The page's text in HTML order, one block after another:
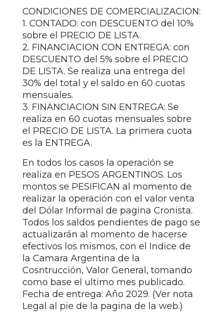
CONDICIONES DE COMERCIALIZACION:
1. CONTADO: con DESCUENTO del 10%
sobre el PRECIO DE LISTA.
2. FINANCIACION CON ENTREGA: con
DESCUENTO del 5% sobre el PRECIO
DE LISTA. Se realiza una entrega del
30% del total y el saldo en 60 cuotas
mensuales.
3. FINANCIACION SIN ENTREGA: Se
realiza en 60 cuotas mensuales sobre
el PRECIO DE LISTA. La primera cuota
es la ENTREGA.
En todos los casos la operación se
realiza en PESOS ARGENTINOS. Los
montos se PESIFICAN al momento de
realizar la operación con el valor venta
del Dólar Informal de pagina Cronista.
Todos los saldos pendientes de pago se
actualizarán al momento de hacerse
efectivos los mismos, con el Indice de
la Camara Argentina de la
Cosntrucción, Valor General, tomando
como base el ultimo mes publicado.
Fecha de entrega: Año 2029. (Ver nota
Legal al pie de la pagina de la web.)